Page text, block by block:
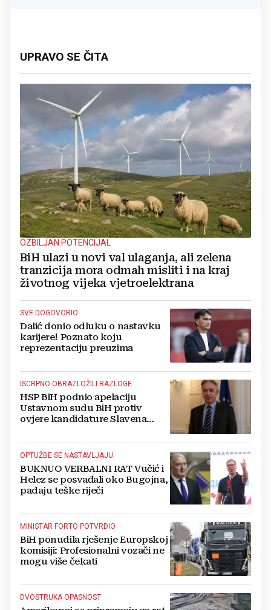
UPRAVO SE ČITA
OZBILJAN POTENCIJAL
BiH ulazi u novi val ulaganja, ali zelena
tranzicija mora odmah misliti i na kraj
životnog vijeka vjetroelektrana
SVE DOGOVORIO
Dalić donio odluku o nastavku
karijere! Poznato koju
reprezentaciju preuzima
ISCRPNO OBRAZLOŽILI RAZLOGE
HSP BiH podnio apelaciju
Ustavnom sudu BiH protiv
ovjere kandidature Slavena
OPTUŽBE SE NASTAVLJAJU
BUKNUO VERBALNI RAT Vučić i
Helez se posvađali oko Bugojna,
padaju teške riječi
MINISTAR FORTO POTVRDIO
BiH ponudila rješenje Europskoj
komisiji: Profesionalni vozači ne
mogu više čekati
DVOSTRUKA OPASNOST